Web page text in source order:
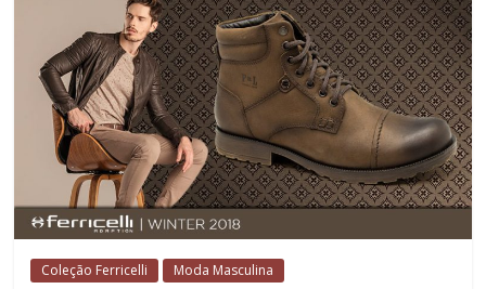
Coleção Ferricelli Moda Masculina